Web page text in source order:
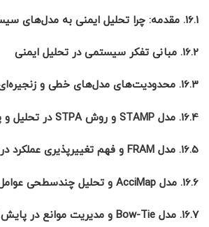
16.1. مقدمه: چرا تحلیل ایمنی به مدل‌های سیستمی نیاز دارد؟
16.2. مبانی تفکر سیستمی در تحلیل ایمنی
16.3. محدودیت‌های مدل‌های خطی و زنجیره‌ای حادثه
16.4. مدل STAMP و روشSTPAدر تحلیل
16.5. مدل FRAM و فهم تغییرپذیری عملکرد
16.6. مدل AcciMap و تحلیل چندسطحی
16.7. مدل Bow-Tie و مدیریت موانع در پایش